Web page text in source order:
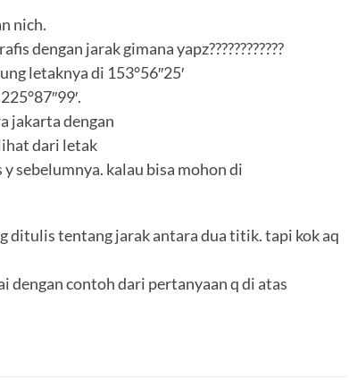
nich.
dengan jarak gimana yapz????????????
letaknya di 153°56″25′
jakarta dengan
dari letak
sebelumnya. kalau bisa mohon di
ditulis tentang jarak antara dua titik. tapi kok aq
dengan contoh dari pertanyaan q di atas